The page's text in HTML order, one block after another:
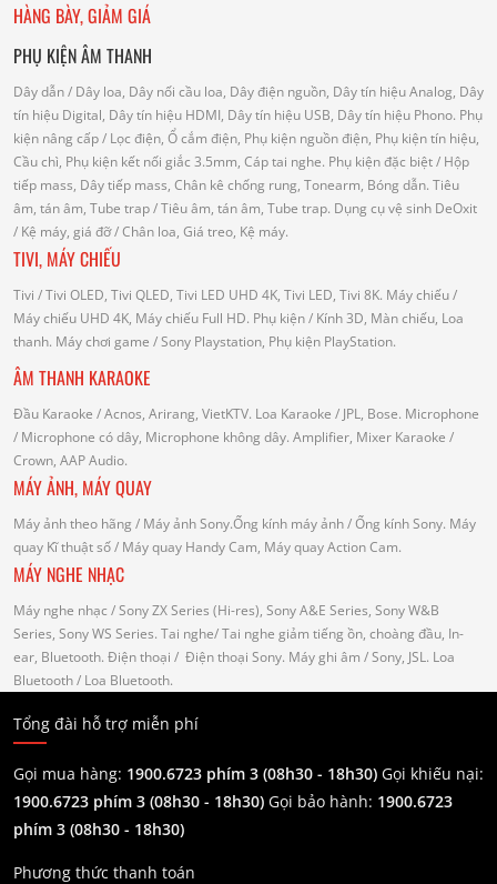
HÀNG BÀY, GIẢM GIÁ
PHỤ KIỆN ÂM THANH
Dây dẫn/ Dây loa, Dây nối cầu loa, Dây điện nguồn, Dây tín hiệu Analog, Dây
tín hiệu Digital, Dây tín hiệu HDMI, Dây tín hiệu USB, Dây tín hiệu Phono. Phụ
kiện nâng cấp/ Lọc điện, Ổ cắm điện, Phụ kiện nguồn điện, Phụ kiện tín hiệu,
Cầu chì, Phụ kiện kết nối giắc 3.5mm, Cáp tai nghe. Phụ kiện đặc biệt/ Hộp
tiếp mass, Dây tiếp mass, Chân kê chống rung, Tonearm, Bóng dẫn. Tiêu
âm, tán âm, Tube trap/ Tiêu âm, tán âm, Tube trap. Dụng cụ vệ sinh DeOxit
/ Kệ máy, giá đỡ/ Chân loa, Giá treo, Kệ máy.
TIVI, MÁY CHIẾU
Tivi / Tivi OLED, Tivi QLED, Tivi LED UHD 4K, Tivi LED, Tivi 8K. Máy chiếu/
Máy chiếu UHD 4K, Máy chiếu Full HD. Phụ kiện/ Kính 3D, Màn chiếu, Loa
thanh. Máy chơi game / Sony Playstation, Phụ kiện PlayStation.
ÂM THANH KARAOKE
Đầu Karaoke / Acnos, Arirang, VietKTV. Loa Karaoke / JPL, Bose. Microphone
/ Microphone có dây, Microphone không dây. Amplifier, Mixer Karaoke /
Crown, AAP Audio.
MÁY ẢNH, MÁY QUAY
Máy ảnh theo hãng / Máy ảnh Sony.Ống kính máy ảnh / Ống kính Sony. Máy
quay Kĩ thuật số/ Máy quay Handy Cam, Máy quay Action Cam.
MÁY NGHE NHẠC
Máy nghe nhạc / Sony ZX Series (Hi-res), Sony A&E Series, Sony W&B
Series, Sony WS Series. Tai nghe/ Tai nghe giảm tiếng ồn, choàng đầu, In-
ear, Bluetooth. Điện thoại / Điện thoại Sony. Máy ghi âm / Sony, JSL. Loa
Bluetooth/ Loa Bluetooth.
Tổng đài hỗ trợ miễn phí
Gọi mua hàng: 1900.6723 phím 3 (08h30 - 18h30) Gọi khiếu nại:
1900.6723 phím 3 (08h30 - 18h30) Gọi bảo hành: 1900.6723
phím 3 (08h30 - 18h30)
Phương thức thanh toán